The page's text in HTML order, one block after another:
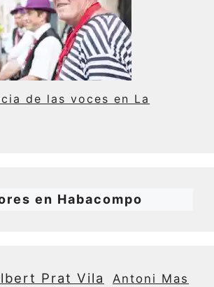
de las voces en La
en Habacompo
Prat Vila Antoni Mas